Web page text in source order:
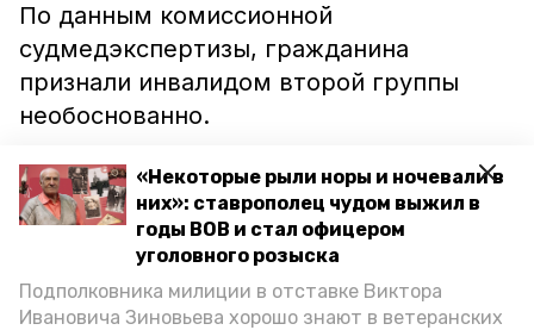
«Некоторые рыли норы и ночевали в
них»: ставрополец чудом выжил в
годы ВОВ и стал офицером
уголовного розыска
Подполковника милиции в отставке Виктора
Ивановича Зиновьева хорошо знают в ветеранских
По данным комиссионной
судмедэкспертизы, гражданина
признали инвалидом второй группы
необоснованно.
Сейчас подозреваемый находится под
подпиской о невыезде. Расследование
уголовного дела продолжается,
сообщили в краевом главке МВД РФ.